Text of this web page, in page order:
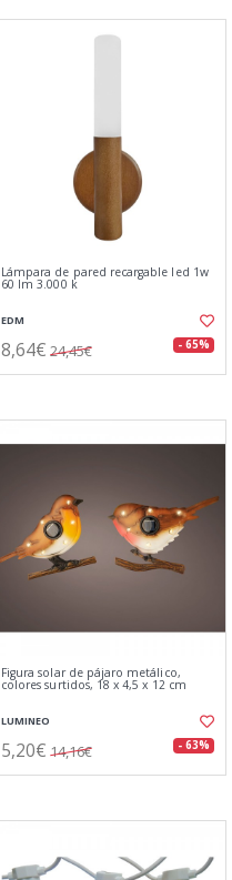
Lámpara de pared recargable led 1w
60 lm 3.000 k
EDM
8,64€ 24,45€ - 65%
Figura solar de pájaro metálico,
colores surtidos, 18 x 4,5 x 12 cm
LUMINEO
5,20€ 14,16€ - 63%